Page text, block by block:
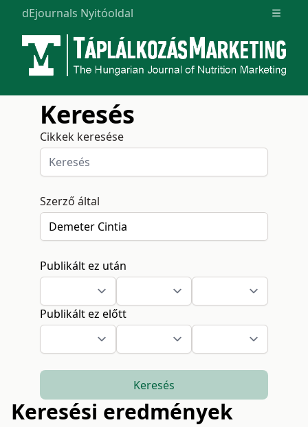
dEjournals Nyitóoldal Open
Keresés
Cikkek keresése
Szerző által
Publikált ez után
Publikált ez előtt
Keresés
Keresési eredmények